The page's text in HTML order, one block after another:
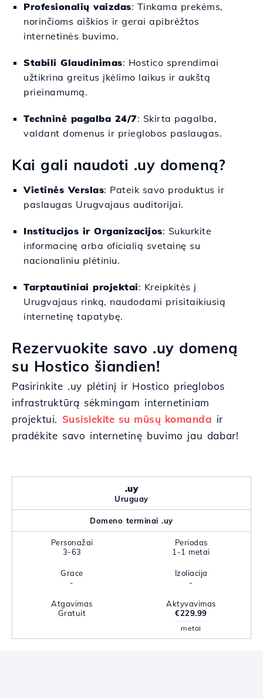
Profesionalių vaizdas: Tinkama prekėms,
norinčioms aiškios ir gerai apibrėžtos
internetinės buvimo.
Stabili Glaudinimas: Hostico sprendimai
užtikrina greitus įkėlimo laikus ir aukštą
prieinamumą.
Techninė pagalba 24/7: Skirta pagalba,
valdant domenus ir prieglobos paslaugas.
Kai gali naudoti .uy domeną?
Vietinės Verslas: Pateik savo produktus ir
paslaugas Urugvajaus auditorijai.
Institucijos ir Organizacijos: Sukurkite
informacinę arba oficialią svetainę su
nacionaliniu plėtiniu.
Tarptautiniai projektai: Kreipkitės į
Urugvajaus rinką, naudodami prisitaikiusią
internetinę tapatybę.
Rezervuokite savo .uy domeną
su Hostico šiandien!
Pasirinkite .uy plėtinį ir Hostico prieglobos
infrastruktūrą sėkmingam internetiniam
projektui. Susisiekite su mūsų komanda ir
pradėkite savo internetinę buvimo jau dabar!
.uy
Uruguay
Domeno terminai .uy
Personažai
3-63
Periodas
1-1 metai
Grace
-
Izoliacija
-
Atgavimas
Gratuit
Aktyvavimas
€229.99
metai